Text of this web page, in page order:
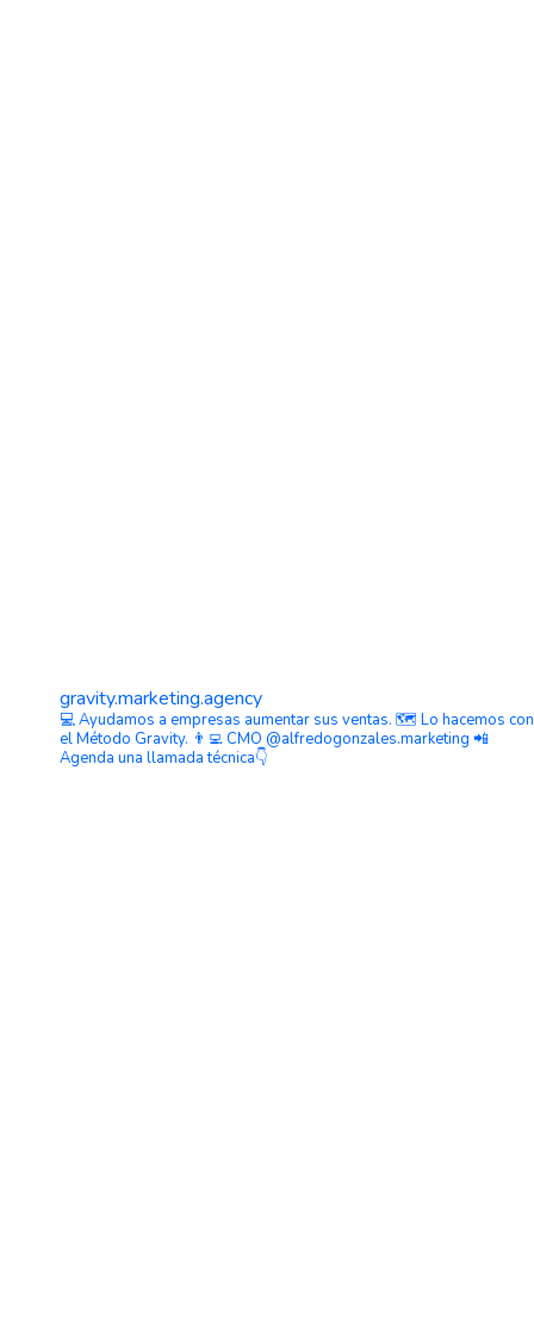
gravity.marketing.agency
💻 Ayudamos a empresas aumentar sus ventas. 🗺️ Lo hacemos con
el Método Gravity. 👨‍💻 CMO @alfredogonzales.marketing 📲
Agenda una llamada técnica👇